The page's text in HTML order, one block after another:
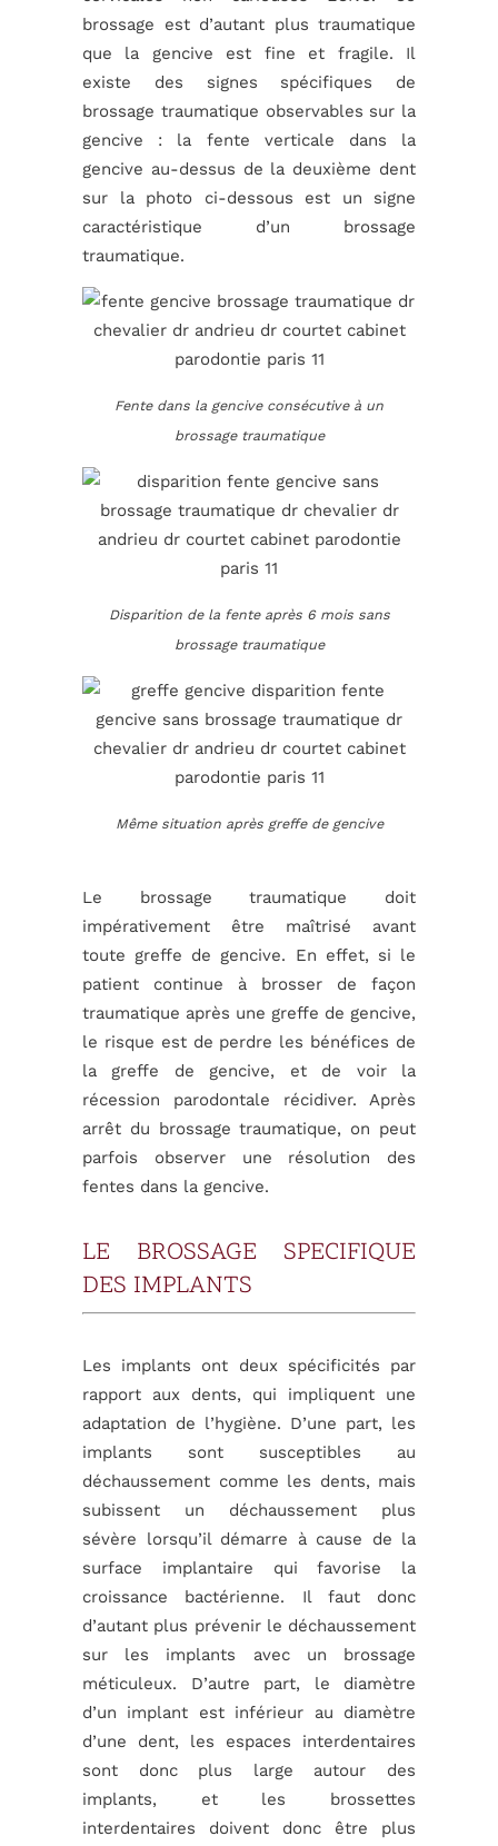
brossage est d’autant plus traumatique
que la gencive est fine et fragile. Il
existe des signes spécifiques de
brossage traumatique observables sur la
gencive : la fente verticale dans la
gencive au-dessus de la deuxième dent
sur la photo ci-dessous est un signe
caractéristique d’un brossage
traumatique.
Fente dans la gencive consécutive à un
brossage traumatique
Disparition de la fente après 6 mois sans
brossage traumatique
Même situation après greffe de gencive
Le brossage traumatique doit
impérativement être maîtrisé avant
toute greffe de gencive. En effet, si le
patient continue à brosser de façon
traumatique après une greffe de gencive,
le risque est de perdre les bénéfices de
la greffe de gencive, et de voir la
récession parodontale récidiver. Après
arrêt du brossage traumatique, on peut
parfois observer une résolution des
fentes dans la gencive.
LE BROSSAGE SPECIFIQUE
DES IMPLANTS
Les implants ont deux spécificités par
rapport aux dents, qui impliquent une
adaptation de l’hygiène. D’une part, les
implants sont susceptibles au
déchaussement comme les dents, mais
subissent un déchaussement plus
sévère lorsqu’il démarre à cause de la
surface implantaire qui favorise la
croissance bactérienne. Il faut donc
d’autant plus prévenir le déchaussement
sur les implants avec un brossage
méticuleux. D’autre part, le diamètre
d’un implant est inférieur au diamètre
d’une dent, les espaces interdentaires
sont donc plus large autour des
implants, et les brossettes
interdentaires doivent donc être plus